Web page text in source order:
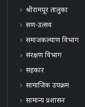
श्रीरामपूर तालुका
सण-उत्सव
समाजकल्याण विभाग
संरक्षण विभाग
सहकार
सामाजिक उपक्रम
सामान्य प्रशासन